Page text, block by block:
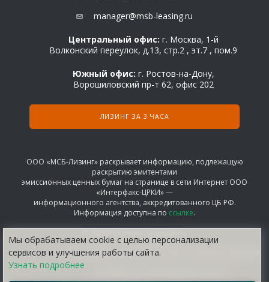
Мы обрабатываем сооkіе с целью персонализации
сервисов и улучшения работы сайта.
Узнать подробнее
manager@msb-leasing.ru
Центральный офис: г. Москва, 1-й
Волконский переулок, д.13, стр.2 , эт.7 , пом.9
Южный офис: г. Ростов-на-Дону,
Ворошиловский пр-т 62, офис 202
ЛИЗИНГ ЗА 3 ЧАСА
ООО «МСБ-Лизинг» раскрывает информацию, подлежащую
раскрытию эмитентами
эмиссионных ценных бумаг на странице в сети Интернет ООО
«Интерфакс-ЦРКИ» —
информационного агентства, аккредитованного ЦБ РФ.
Информация доступна по ссылке.
СОГЛАШЕНИЕ НА ОБРАБОТКУ ПЕРСОНАЛЬНЫХ ДАННЫХ